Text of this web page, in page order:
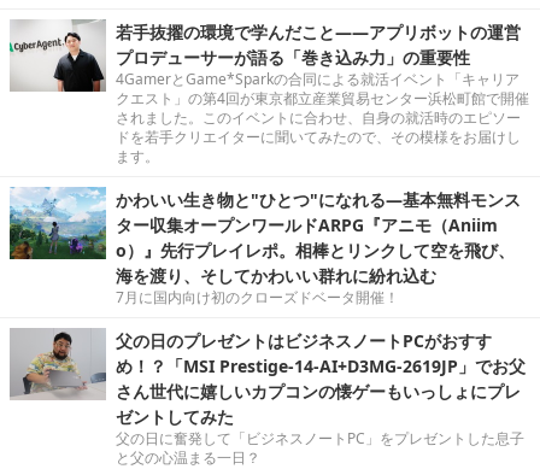
若手抜擢の環境で学んだこと――アプリボットの運営
プロデューサーが語る「巻き込み力」の重要性
4GamerとGame*Sparkの合同による就活イベント「キャリア
クエスト」の第4回が東京都立産業貿易センター浜松町館で開催
されました。このイベントに合わせ、自身の就活時のエピソー
ドを若手クリエイターに聞いてみたので、その模様をお届けし
ます。
かわいい生き物と"ひとつ"になれる―基本無料モンス
ター収集オープンワールドARPG『アニモ（Aniim
o）』先行プレイレポ。相棒とリンクして空を飛び、
海を渡り、そしてかわいい群れに紛れ込む
7月に国内向け初のクローズドベータ開催！
父の日のプレゼントはビジネスノートPCがおすす
め！？「MSI Prestige-14-AI+D3MG-2619JP」でお父
さん世代に嬉しいカプコンの懐ゲーもいっしょにプレ
ゼントしてみた
父の日に奮発して「ビジネスノートPC」をプレゼントした息子
と父の心温まる一日？